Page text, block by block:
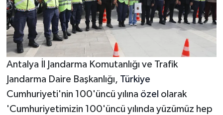
Antalya İl Jandarma Komutanlığı ve Trafik
Jandarma Daire Başkanlığı, Türkiye
Cumhuriyeti'nin 100'üncü yılına özel olarak
'Cumhuriyetimizin 100'üncü yılında yüzümüz hep